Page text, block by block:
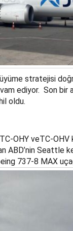
stratejisi
ediyor. Son bir
oldu.
TC-OHYveTC-OHV
ABD’nin Seattle
737-8 MAX